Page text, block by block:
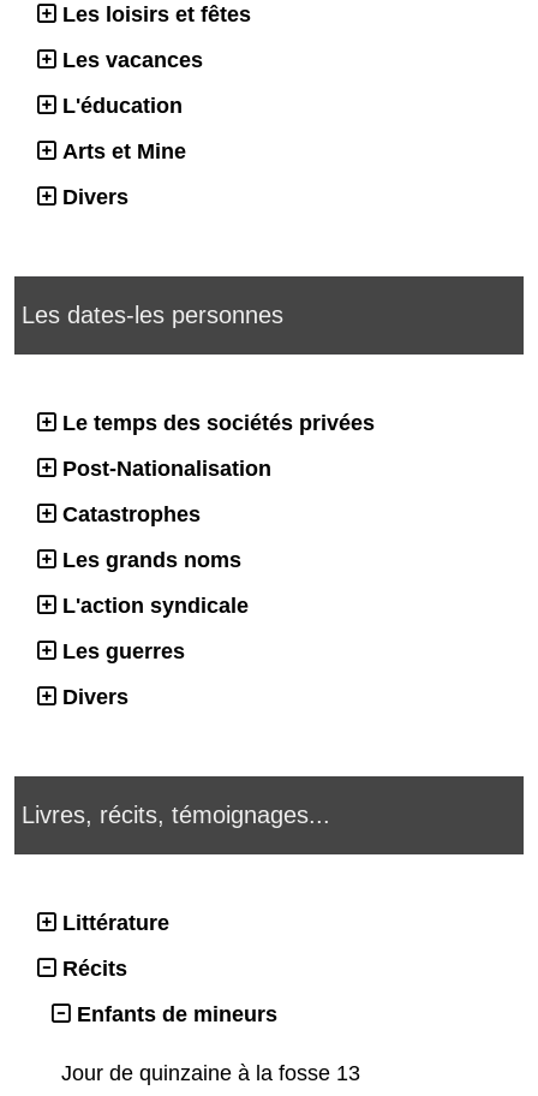
Les loisirs et fêtes
Les vacances
L'éducation
Arts et Mine
Divers
Les dates-les personnes
Le temps des sociétés privées
Post-Nationalisation
Catastrophes
Les grands noms
L'action syndicale
Les guerres
Divers
Livres, récits, témoignages...
Littérature
Récits
Enfants de mineurs
Jour de quinzaine à la fosse 13